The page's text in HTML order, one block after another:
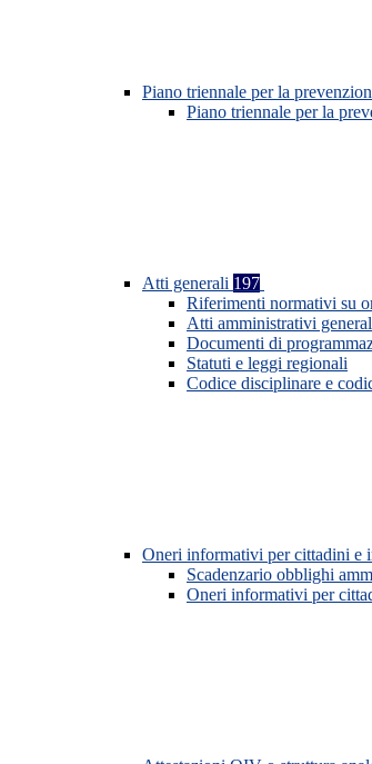
Piano triennale per la
Piano triennale per la
Atti generali 197
Riferimenti normativi su
Atti amministrativi
Documenti di
Statuti e leggi regionali
Codice disciplinare e
Oneri informativi per cittadini e
Scadenzario obblighi
Oneri informativi per